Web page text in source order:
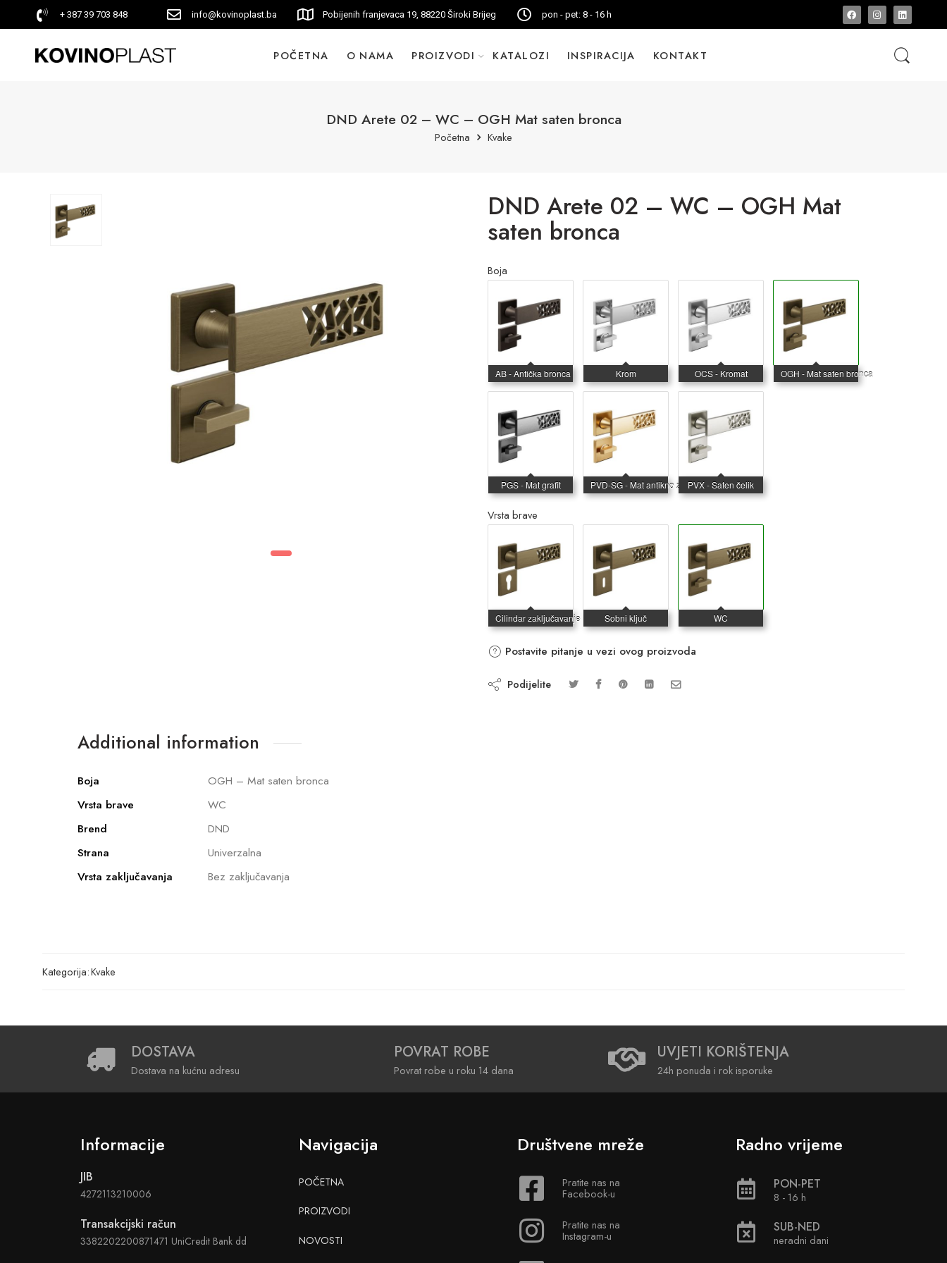
+ 387 39 703 848 info@kovinoplast.ba Pobijenih franjevaca 19, 88220 Široki Brijeg pon - pet: 8 - 16 h
POČETNA O NAMA PROIZVODI KATALOZI INSPIRACIJA KONTAKT
DND Arete 02 – WC – OGH Mat saten bronca
Početna Kvake
DND Arete 02 – WC – OGH Mat
saten bronca
Boja
Vrsta brave
Postavite pitanje u vezi ovog proizvoda
Podijelite
Additional information
Boja
OGH – Mat saten bronca
Vrsta brave
WC
Brend
DND
Strana
Univerzalna
Vrsta zaključavanja
Bez zaključavanja
Kategorija:Kvake
DOSTAVA
Dostava na kućnu adresu
POVRAT ROBE
Povrat robe u roku 14 dana
UVJETI KORIŠTENJA
24h ponuda i rok isporuke
Informacije
JIB
4272113210006
Transakcijski račun
3382202200871471 UniCredit Bank dd
Navigacija
POČETNA
PROIZVODI
NOVOSTI
Društvene mreže
Pratite nas na
Facebook-u
Pratite nas na
Instagram-u
Radno vrijeme
PON-PET
8 - 16 h
SUB-NED
neradni dani